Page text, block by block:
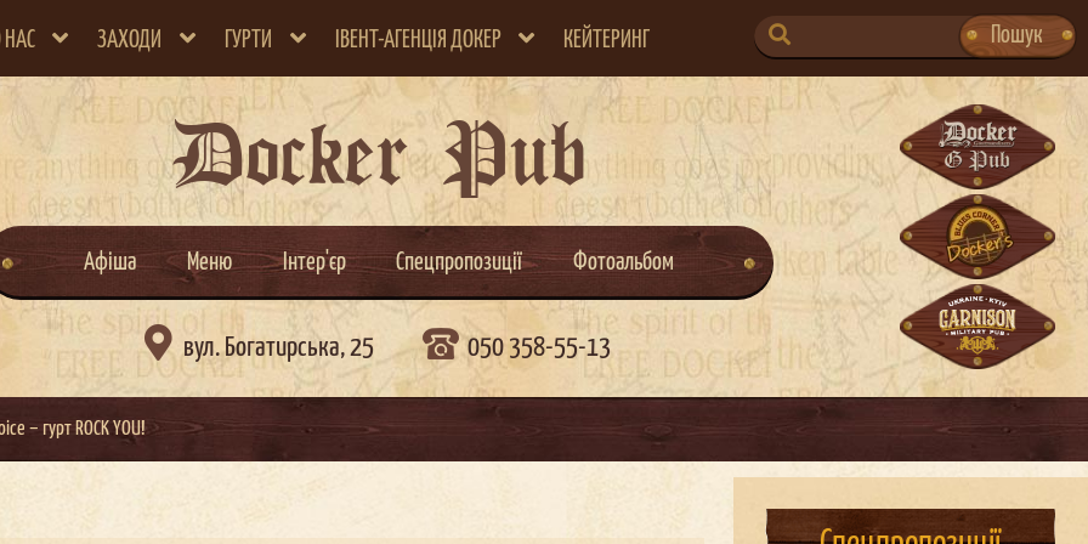
НАС ЗАХОДИ ГУРТИ ІВЕНТ-АГЕНЦІЯ ДОКЕР КЕЙТЕРИНГ
SEARCH
FOR:
Пошук
Docker Pub
Афіша Меню Інтер'єр Спецпропозиції Фотоальбом
 вул. Богатирська, 25 050 358-55-13
– гурт ROCK YOU!